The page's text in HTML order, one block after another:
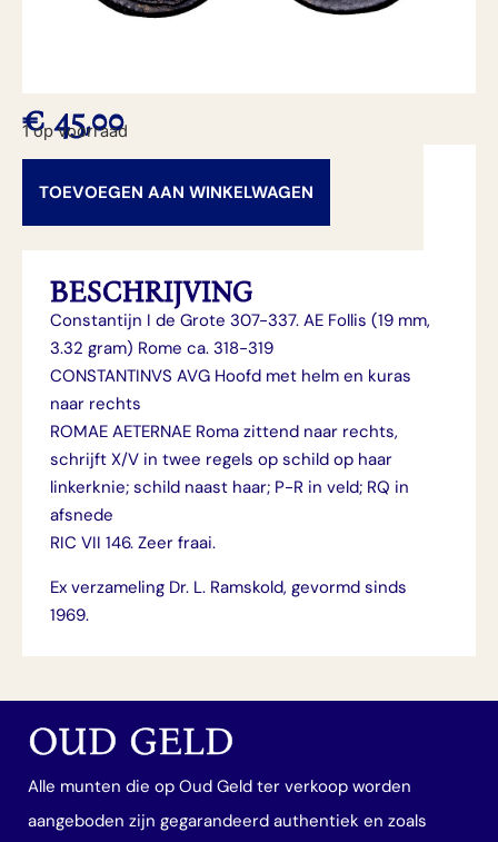
€45,00
1 op voorraad
TOEVOEGEN AAN WINKELWAGEN
BESCHRIJVING
Constantijn I de Grote 307-337. AE Follis (19 mm,
3.32 gram) Rome ca. 318-319
CONSTANTINVS AVG Hoofd met helm en kuras
naar rechts
ROMAE AETERNAE Roma zittend naar rechts,
schrijft X/V in twee regels op schild op haar
linkerknie; schild naast haar; P-R in veld; RQ in
afsnede
RIC VII 146. Zeer fraai.
Ex verzameling Dr. L. Ramskold, gevormd sinds
1969.
OUD GELD
Alle munten die op Oud Geld ter verkoop worden
aangeboden zijn gegarandeerd authentiek en zoals